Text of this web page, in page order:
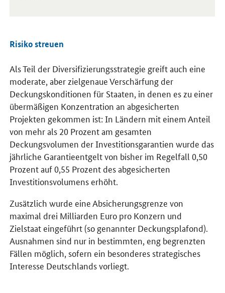
Risiko streuen
Als Teil der Diversifizierungsstrategie greift auch eine
moderate, aber zielgenaue Verschärfung der
Deckungskonditionen für Staaten, in denen es zu einer
übermäßigen Konzentration an abgesicherten
Projekten gekommen ist: In Ländern mit einem Anteil
von mehr als 20 Prozent am gesamten
Deckungsvolumen der Investitionsgarantien wurde das
jährliche Garantieentgelt von bisher im Regelfall 0,50
Prozent auf 0,55 Prozent des abgesicherten
Investitionsvolumens erhöht.
Zusätzlich wurde eine Absicherungsgrenze von
maximal drei Milliarden Euro pro Konzern und
Zielstaat eingeführt (so genannter Deckungsplafond).
Ausnahmen sind nur in bestimmten, eng begrenzten
Fällen möglich, sofern ein besonderes strategisches
Interesse Deutschlands vorliegt.